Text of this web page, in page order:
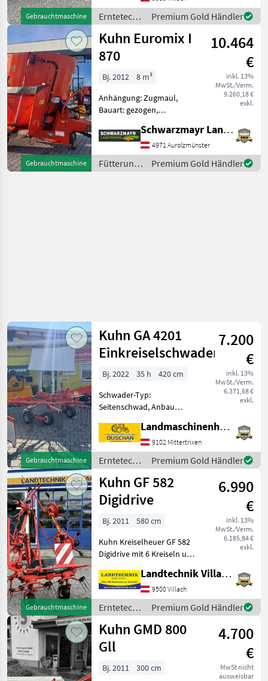
Gebrauchtmaschine
Heckscheibenmähwerk mit
hy
Erntetechnik
Grünland /
Kuhn
Premium Gold Händler
Gebrauchtmaschine
Kuhn Euromix I
870
10.464
€
inkl. 13%
MwSt./Verm.
9.260,18 €
exkl.
Bj. 2012
8 m³
Anhängung: Zugmaul,
Bauart: gezogen,
Misch-Anordnung: vertikal,
Mischsystem: Schnecken,
Stützfuß, Wiegeeinrichtung
EDV: 68521 Mischwagen -
Schwarzmayr Landtechnik GmbH - Aurolzmünster
4971 Aurolzmünster
Fütterungstechnik
/ Kuhn
Premium Gold Händler
Gebrauchtmaschine
Kuhn GA 4201
Einkreiselschwader
7.200
€
inkl. 13%
MwSt./Verm.
6.371,68 €
exkl.
Bj. 2022 35 h
420 cm
Schwader-Typ:
Seitenschwad, Anbau
Schwadtuch Neuwertiger
Kuhn GA 4201
Einkreiselschwader -
Arbeitsbreite 420cm -
Dreipunktanbau Kat II -
Däm
Landmaschinenhandel Ouschan Anton
9102 Mittertrixen
Erntetechnik
Grünland /
Kuhn
Premium Gold Händler
Gebrauchtmaschine
Kuhn GF 582
Digidrive
6.990
€
inkl. 13%
MwSt./Verm.
6.185,84 €
exkl.
Bj. 2011
580 cm
Kuhn Kreiselheuer GF 582
Digidrive mit 6 Kreiseln und
Schwenkbock mit
Dämpferstreben, hydr.
Klappung, Gelenkwelle,
mech.Grenzstreueinrichtung,
Sc
Landtechnik Villach GmbH
9500 Villach
Erntetechnik
Grünland /
Kuhn
Premium Gold Händler
Kuhn GMD 800
Gll
4.700
€
MwSt nicht
ausweisbar
Bj. 2011
300 cm